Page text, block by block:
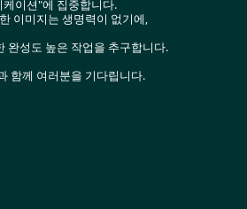
이션"에 집중합니다.
이미지는 생명력이 없기에,
완성도 높은 작업을 추구합니다.
함께 여러분을 기다립니다.